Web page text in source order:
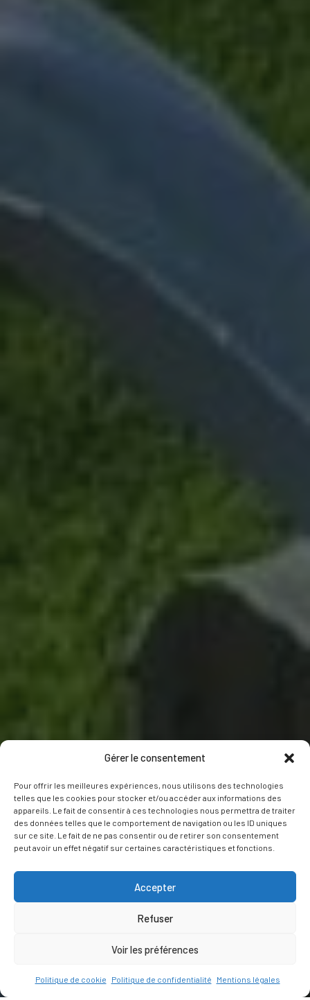
Gérer le consentement
Pour offrir les meilleures expériences, nous utilisons des technologies
telles que les cookies pour stocker et/ou accéder aux informations des
appareils. Le fait de consentir à ces technologies nous permettra de traiter
des données telles que le comportement de navigation ou les ID uniques
sur ce site. Le fait de ne pas consentir ou de retirer son consentement
peut avoir un effet négatif sur certaines caractéristiques et fonctions.
Accepter
Refuser
Voir les préférences
Politique de cookie Politique de confidentialité Mentions légales